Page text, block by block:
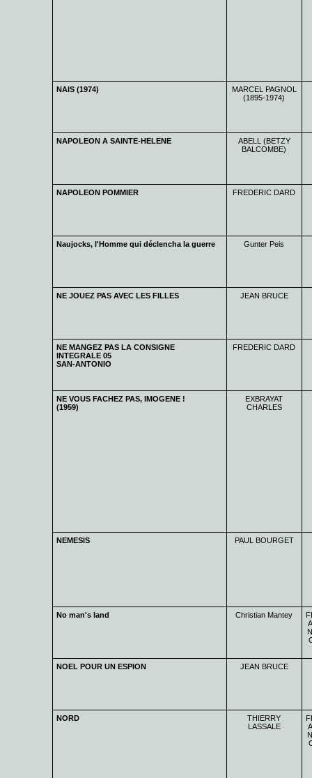
NAIS (1974)
MARCEL PAGNOL
(1895-1974)
NAPOLEON A SAINTE-HELENE
ABELL (BETZY
BALCOMBE)
NAPOLEON POMMIER FREDERIC DARD
Naujocks, l'Homme qui déclencha la guerre Gunter Peis
NE JOUEZ PAS AVEC LES FILLES JEAN BRUCE
NE MANGEZ PAS LA CONSIGNE
INTEGRALE 05
SAN-ANTONIO
FREDERIC DARD
NE VOUS FACHEZ PAS, IMOGENE !
(1959)
EXBRAYAT
CHARLES
NEMESIS PAUL BOURGET
No man's land Christian Mantey
NOEL POUR UN ESPION JEAN BRUCE
NORD
THIERRY
LASSALE